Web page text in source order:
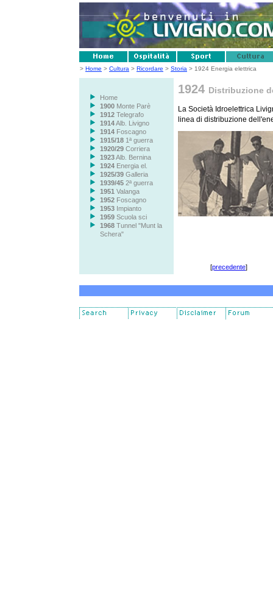
> Home > Cultura > Ricordare > Storia > 1924 Energia elettrica
Home
1900Monte Parè
1912Telegrafo
1914Alb. Livigno
1914Foscagno
1915/181ª guerra
1920/29Corriera
1923Alb. Bernina
1924Energia el.
1925/39Galleria
1939/452ª guerra
1951 Valanga
1952Foscagno
1953Impianto
1959Scuola sci
1968Tunnel "Munt la
Schera"
1924 Distribuzione
La Società Idroelettrica
linea di distribuzione
[precedente]